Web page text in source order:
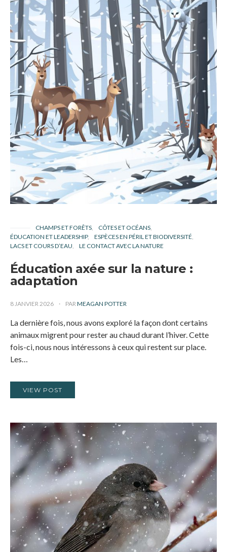
CHAMPS ET FORÊTS
CÔTES ET OCÉANS
ÉDUCATION ET LEADERSHIP
ESPÈCES EN PÉRIL ET BIODIVERSITÉ
LACS ET COURS D’EAU
LE CONTACT AVEC LA NATURE
Éducation axée sur la nature :
adaptation
8 JANVIER 2026 PAR MEAGAN POTTER
La dernière fois, nous avons exploré la façon dont certains
animaux migrent pour rester au chaud durant l’hiver. Cette
fois-ci, nous nous intéressons à ceux qui restent sur place.
Les…
VIEW POST